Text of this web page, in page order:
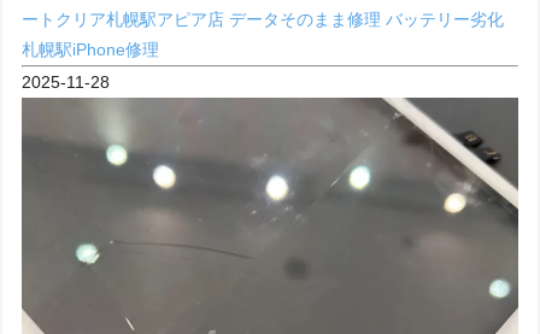
ートクリア札幌駅アピア店データそのまま修理バッテリー劣化
札幌駅iPhone修理
2025-11-28